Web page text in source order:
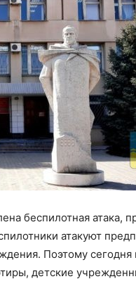
беспилотная атака,
атакуют
Поэтому сегодня
детские